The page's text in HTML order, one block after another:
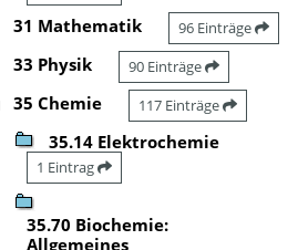
31 Mathematik 96 Einträge
33 Physik 90 Einträge
35 Chemie 117 Einträge
35.14 Elektrochemie
1 Eintrag
35.70 Biochemie:
Allgemeines